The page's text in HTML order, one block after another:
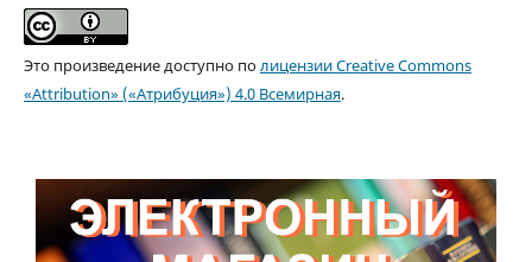
Это произведение доступно полицензии Creative Commons
«Attribution» («Атрибуция») 4.0 Всемирная.